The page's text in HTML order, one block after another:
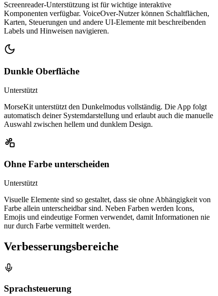
Screenreader-Unterstützung ist für wichtige interaktive
Komponenten verfügbar. VoiceOver-Nutzer können Schaltflächen,
Karten, Steuerungen und andere UI-Elemente mit beschreibenden
Labels und Hinweisen navigieren.
Dunkle Oberfläche
Unterstützt
MorseKit unterstützt den Dunkelmodus vollständig. Die App folgt
automatisch deiner Systemdarstellung und erlaubt auch die manuelle
Auswahl zwischen hellem und dunklem Design.
Ohne Farbe unterscheiden
Unterstützt
Visuelle Elemente sind so gestaltet, dass sie ohne Abhängigkeit von
Farbe allein unterscheidbar sind. Neben Farben werden Icons,
Emojis und eindeutige Formen verwendet, damit Informationen nie
nur durch Farbe vermittelt werden.
Verbesserungsbereiche
Sprachsteuerung